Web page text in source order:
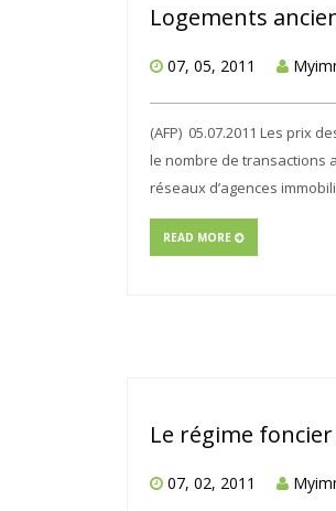
Logements
07, 05, 2011
(AFP) 05.07.2011 Les prix
le nombre de transactions
réseaux d’agences
READ MORE
Le régime
07, 02, 2011